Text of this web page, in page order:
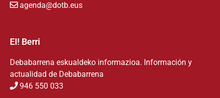
agenda@dotb.eus
EI! Berri
Debabarrena eskualdeko informazioa. Información y
actualidad de Debabarrena
946 550 033